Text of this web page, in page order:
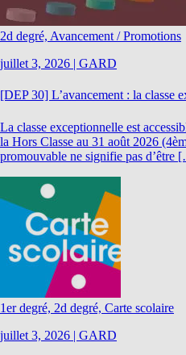
2d degré, Avancement / Promotions
juillet 3, 2026 | GARD
[DEP 30] L’avancement : la classe
La classe exceptionnelle est
la Hors Classe au 31 août 2026
promouvable ne signifie pas d’être
1er degré, 2d degré, Carte scolaire
juillet 3, 2026 | GARD